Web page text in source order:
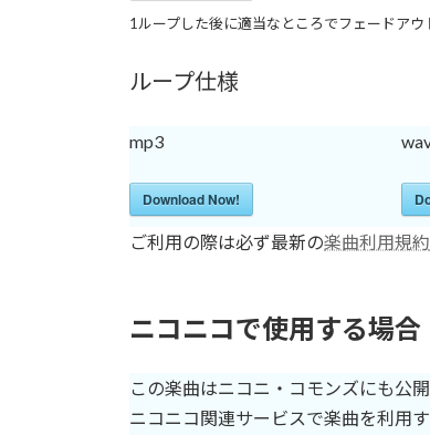
1ループした後に適当なところでフェードアウ
ループ仕様
mp3
Download Now!
ご利用の際は必ず最新の楽曲利用規約
ニコニコで使用する場合
この楽曲はニコニ・コモンズにも公開
ニコニコ関連サービスで楽曲を利用